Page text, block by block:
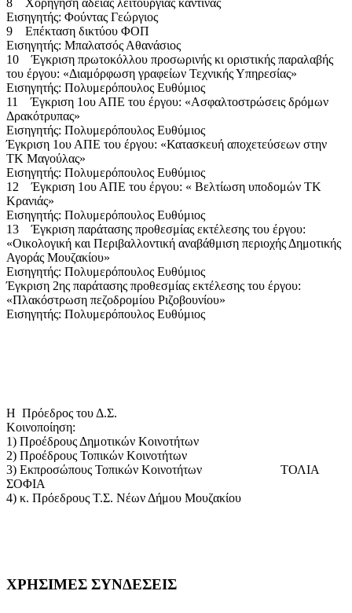
Εισηγητής: Φούντας Γεώργιος
9 Επέκταση δικτύου ΦΟΠ
Εισηγητής: Μπαλατσός Αθανάσιος
10 Έγκριση πρωτοκόλλου προσωρινής κι οριστικής παραλαβής
του έργου: «Διαμόρφωση γραφείων Τεχνικής Υπηρεσίας»
Εισηγητής: Πολυμερόπουλος Ευθύμιος
11 Έγκριση 1ου ΑΠΕ του έργου: «Ασφαλτοστρώσεις δρόμων
Δρακότρυπας»
Εισηγητής: Πολυμερόπουλος Ευθύμιος
Έγκριση 1ου ΑΠΕ του έργου: «Κατασκευή αποχετεύσεων στην
ΤΚ Μαγούλας»
Εισηγητής: Πολυμερόπουλος Ευθύμιος
12 Έγκριση 1ου ΑΠΕ του έργου: « Βελτίωση υποδομών ΤΚ
Κρανιάς»
Εισηγητής: Πολυμερόπουλος Ευθύμιος
13 Έγκριση παράτασης προθεσμίας εκτέλεσης του έργου:
«Οικολογική και Περιβαλλοντική αναβάθμιση περιοχής Δημοτικής
Αγοράς Μουζακίου»
Εισηγητής: Πολυμερόπουλος Ευθύμιος
Έγκριση 2ης παράτασης προθεσμίας εκτέλεσης του έργου:
«Πλακόστρωση πεζοδρομίου Ριζοβουνίου»
Εισηγητής: Πολυμερόπουλος Ευθύμιος
Η Πρόεδρος του Δ.Σ.
Κοινοποίηση:
1) Προέδρους Δημοτικών Κοινοτήτων
2) Προέδρους Τοπικών Κοινοτήτων
3) Εκπροσώπους Τοπικών Κοινοτήτων ΤΟΛΙΑ
ΣΟΦΙΑ
4) κ. Πρόεδρους Τ.Σ. Νέων Δήμου Μουζακίου
ΧΡΗΣΙΜΕΣ ΣΥΝΔΕΣΕΙΣ